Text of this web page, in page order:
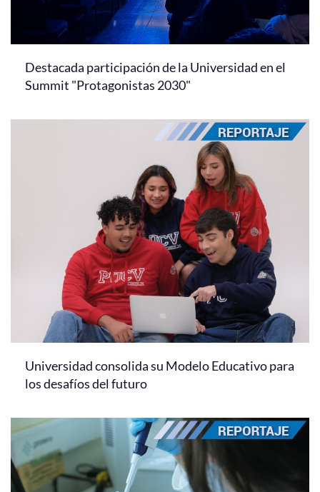
Destacada participación de la Universidad en el
Summit "Protagonistas 2030"
Universidad consolida su Modelo Educativo para
los desafíos del futuro